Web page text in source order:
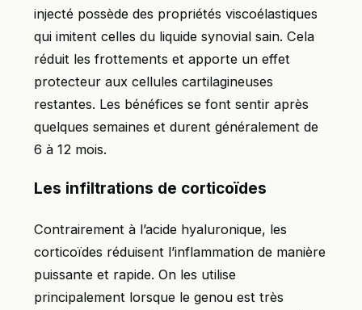
injecté possède des propriétés viscoélastiques
qui imitent celles du liquide synovial sain. Cela
réduit les frottements et apporte un effet
protecteur aux cellules cartilagineuses
restantes. Les bénéfices se font sentir après
quelques semaines et durent généralement de
6 à 12 mois.
Les infiltrations de corticoïdes
Contrairement à l’acide hyaluronique, les
corticoïdes réduisent l’inflammation de manière
puissante et rapide. On les utilise
principalement lorsque le genou est très